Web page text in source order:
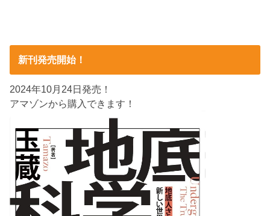
新刊発売開始！
2024年10月24日発売！
アマゾンから購入できます！